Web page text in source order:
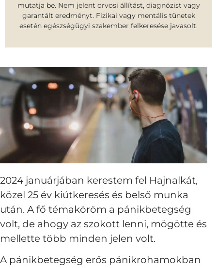
mutatja be. Nem jelent orvosi állítást, diagnózist vagy
garantált eredményt. Fizikai vagy mentális tünetek
esetén egészségügyi szakember felkeresése javasolt.
2024 januárjában kerestem fel Hajnalkát,
közel 25 év kiútkeresés és belső munka
után. A fő témaköröm a pánikbetegség
volt, de ahogy az szokott lenni, mögötte és
mellette több minden jelen volt.
A pánikbetegség erős pánikrohamokban